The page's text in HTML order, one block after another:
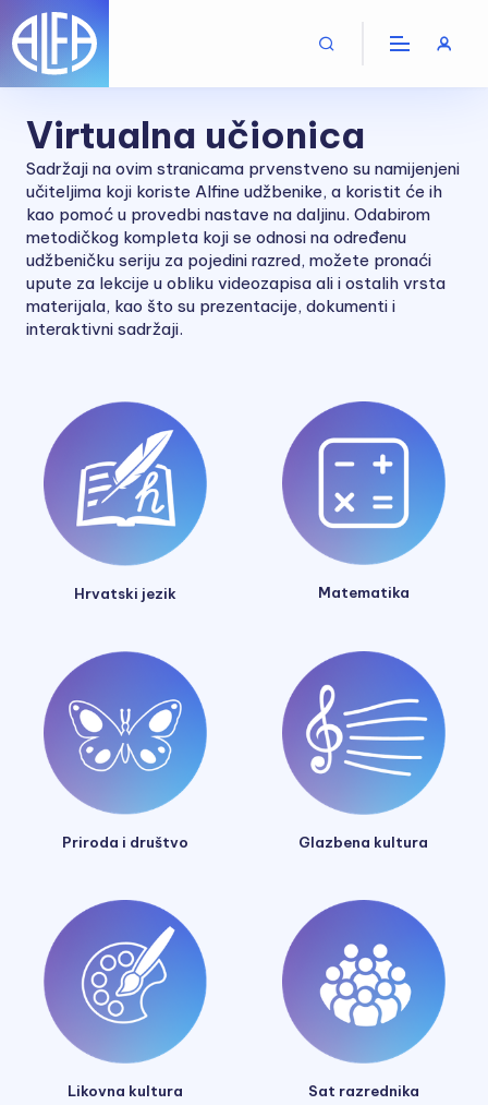
Virtualna učionica
Sadržaji na ovim stranicama prvenstveno su namijenjeni
učiteljima koji koriste Alfine udžbenike, a koristit će ih
kao pomoć u provedbi nastave na daljinu. Odabirom
metodičkog kompleta koji se odnosi na određenu
udžbeničku seriju za pojedini razred, možete pronaći
upute za lekcije u obliku videozapisa ali i ostalih vrsta
materijala, kao što su prezentacije, dokumenti i
interaktivni sadržaji.
Hrvatski jezik Matematika
Priroda i društvo Glazbena kultura
Likovna kultura Sat razrednika